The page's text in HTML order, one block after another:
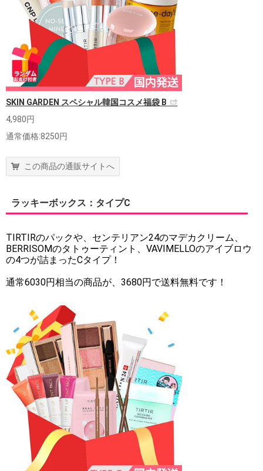
SKIN GARDEN スペシャル韓国コスメ福袋 B
4,980円
通常価格:8250円
この商品の通販サイトへ
ラッキーボックス：タイプC
TIRTIRのパックや、センテリアン24のマデカクリーム、
BERRISOMのタトゥーティント、VAVIMELLOのアイブロウ
の4つが詰まったCタイプ！
通常6030円相当の商品が、3680円で送料無料です！